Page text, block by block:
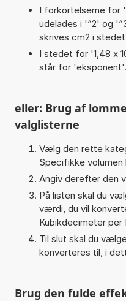
I forkortelserne for
udelades i '^2' og
skrives cm2 i
I stedet for '1,48 x
står for 'eksponent'.
eller: Brug af
valglisterne
Vælg den rette
Specifikke volumen
Angiv derefter den
På listen skal du
værdi, du vil
Kubikdecimeter per
Til slut skal du
konverteres til, i
Brug den fulde